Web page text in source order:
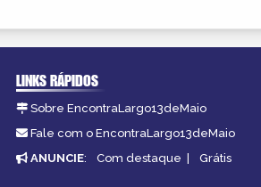
LINKS RÁPIDOS
Sobre EncontraLargo13deMaio
Fale com o EncontraLargo13deMaio
ANUNCIE: Com destaque | Grátis